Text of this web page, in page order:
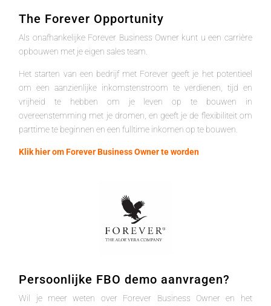
The Forever Opportunity
Als onafhankelijke Forever Business Owner kunt u een carrière
opbouwen met je eigen sales team.
Het starten van een bedrijf met Forever geeft je het potentieel
om een aanzienlijke inkomstenstroom te verdienen, tijd en
vrijheid te hebben om je leven op te bouwen in
overeenstemming met je dromen, en geeft je de flexibiliteit om
parttime te beginnen en een fulltime inkomen op te bouwen.
Klik hier om Forever Business Owner te worden
Persoonlijke FBO demo aanvragen?
Wil je meer weten over Forever Business Owner en het